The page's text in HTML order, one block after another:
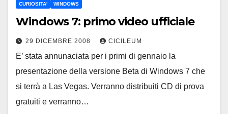
CURIOSITA' WINDOWS
Windows 7: primo video ufficiale
29 DICEMBRE 2008 CICILEUM
E’ stata annunaciata per i primi di gennaio la
presentazione della versione Beta di Windows 7 che
si terrà a Las Vegas. Verranno distribuiti CD di prova
gratuiti e verranno…